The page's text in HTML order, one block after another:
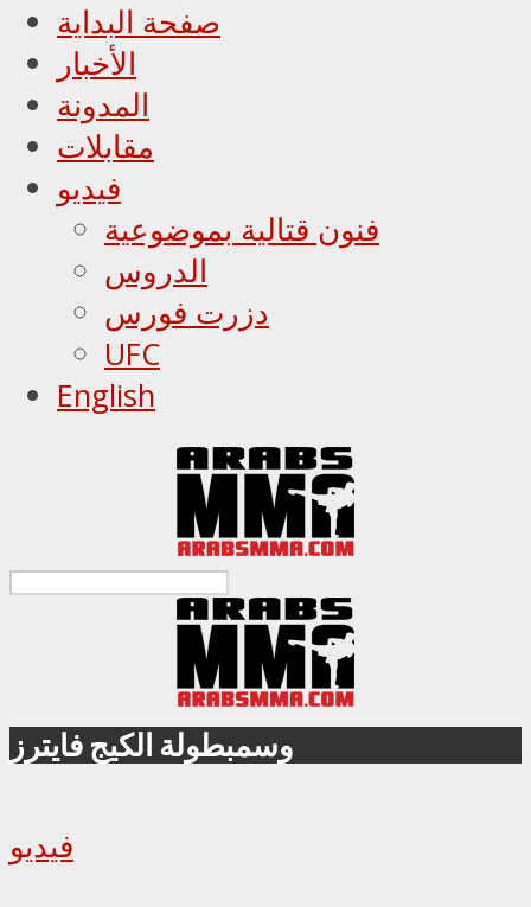
صفحة البداية
الأخبار
المدونة
مقابلات
فيديو
فنون قتالية بموضوعية
الدروس
دزرت فورس
UFC
English
وسمبطولة الكيج فايترز
فيديو